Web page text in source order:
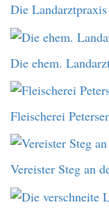
Die
Die ehem.
Fleischerei
Vereister Steg an